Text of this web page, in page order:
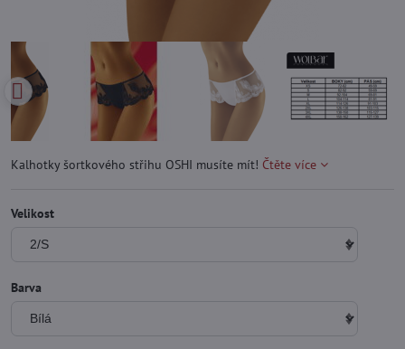
Kalhotky šortkového střihu OSHI musíte mít! Čtěte více
Velikost
Barva